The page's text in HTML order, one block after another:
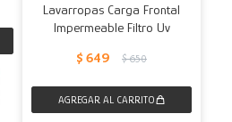
Lavarropas Carga Frontal
Impermeable Filtro Uv
$ 649 $ 650